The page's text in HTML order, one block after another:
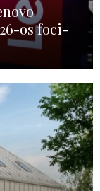
os foci-